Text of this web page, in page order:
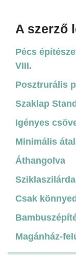
A szerző
Pécs
VIII.
Posztrurális
Szaklap
Igényes
Minimális
Áthangolva
Csak
Magánház-